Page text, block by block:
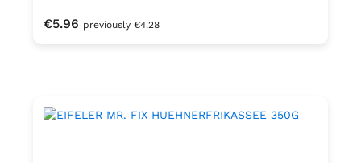
Regular price:
€5.96 previously €4.28